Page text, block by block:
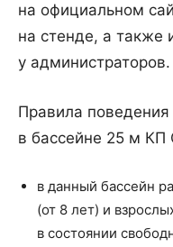
на официальном
на стенде, а также
у администраторов.
Правила поведения
в бассейне 25 м КП
в данный бассейн
(от 8 лет) и
в состоянии